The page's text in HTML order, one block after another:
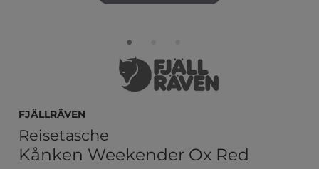
Fjällräven
Reisetasche
Kånken Weekender Ox Red